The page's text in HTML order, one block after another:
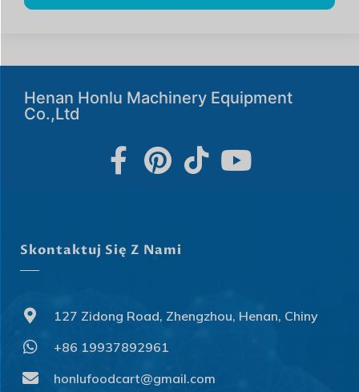
Henan Honlu Machinery Equipment
Co.,Ltd
Skontaktuj Się Z Nami
127 Zidong Road, Zhengzhou, Henan, Chiny
+86 19937892961
honlufoodcart@gmail.com